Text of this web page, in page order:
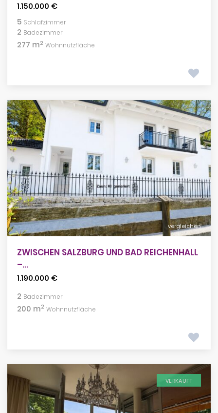
1.150.000 €
5 Schlafzimmer
2 Badezimmer
277 m2 Wohnnutzfläche
vergleichen
ZWISCHEN SALZBURG UND BAD REICHENHALL
–...
1.190.000 €
2 Badezimmer
200 m2 Wohnnutzfläche
VERKAUFT